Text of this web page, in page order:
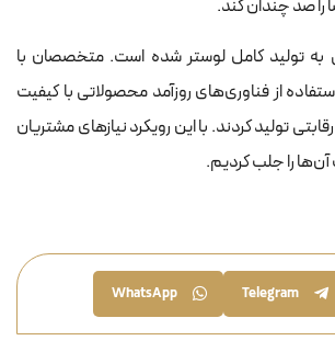
را صد چندان کند.
به تولید کامل لوستر شده است. متخصصان با
از فناوری‌های روزآمد محصولاتی با کیفیت
تولید کردند. با این رویکرد نیازهای مشتریان
آن‌ها را جلب کردیم.
Telegram
WhatsApp